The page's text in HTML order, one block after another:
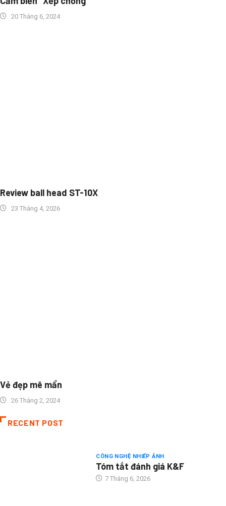
20 Tháng 6, 2024
Review ball head ST-10X
23 Tháng 4, 2026
Vẻ đẹp mê mẩn
26 Tháng 2, 2024
RECENT POST
CÔNG NGHỆ NHIẾP ẢNH
Tóm tắt đánh giá K&F
7 Tháng 6, 2026